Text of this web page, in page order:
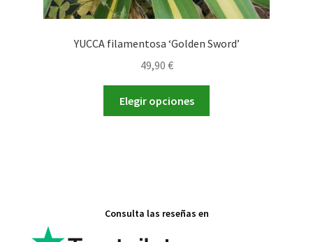
YUCCA filamentosa ‘Golden Sword’
49,90 €
Elegir opciones
Consulta las reseñas en